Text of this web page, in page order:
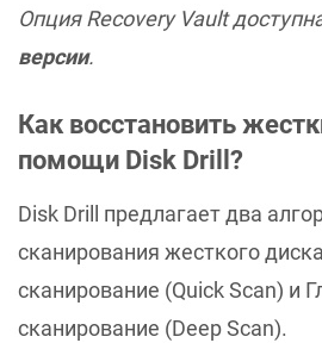
Опция Recovery Vault
версии.
Как восстановить
помощи Disk Drill?
Disk Drill предлагает два
сканирования жесткого
сканирование (Quick Scan) и
сканирование (Deep Scan).